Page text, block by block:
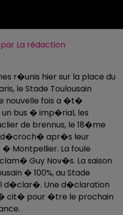
par La rédaction
r�unis hier sur la place du
le Stade Toulousain
nouvelle fois a �t�
bus � imp�rial, les
de brennus, le 18�me
d�croch� apr�s leur
Montpellier. La foule
Guy Nov�s. La saison
� 100%, au Stade
d�clar�. Une d�claration
cit� pour �tre le prochain